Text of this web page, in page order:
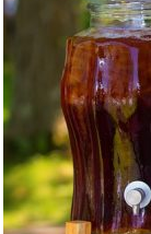
m
a